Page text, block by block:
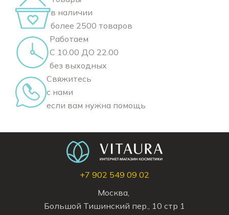
в наличии
более 2500 товаров
Работаем
С 10.00 ДО 22.00
без выходных
Свяжитесь
с нами
если вам нужна помощь
+7 902 549 09 02
Москва,
Большой Тишинский пер., 10 стр 1